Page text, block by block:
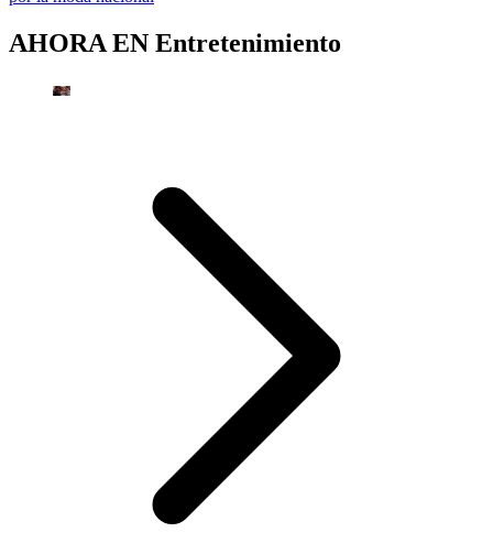
AHORA EN Entretenimiento